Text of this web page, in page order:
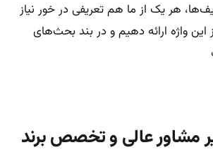
هر یک از ما هم تعریفی در خور نیاز
واژه ارائه دهیم و در بند بحث‌های
مشاور عالی و تخصص برند